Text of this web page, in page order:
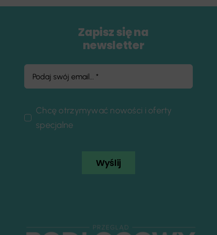
Zapisz się na
newsletter
Chcę otrzymywać nowości i oferty
specjalne
Wyślij